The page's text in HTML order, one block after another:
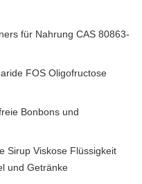
für Nahrung CAS 80863-
FOS Oligofructose
Bonbons und
Sirup Viskose Flüssigkeit
und Getränke